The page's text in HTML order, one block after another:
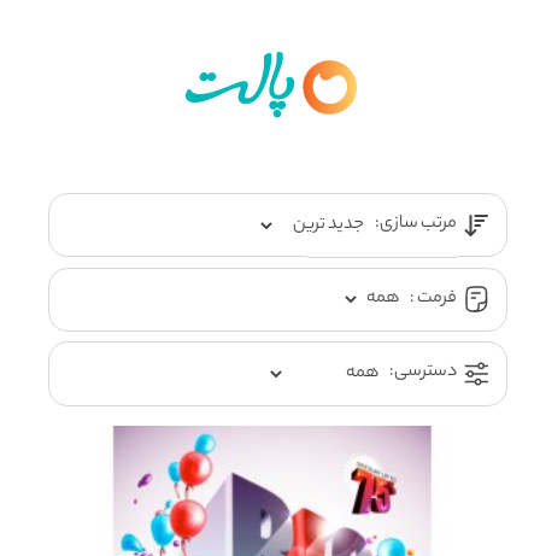
مرتب سازی:
فرمت :
دسترسی: